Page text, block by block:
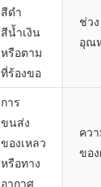
สีดำ
สีน้ำเงิน
หรือตาม
ที่ร้องขอ
ช่วง
อุณ
การ
ขนส่ง
ของเหลว
หรือทาง
อากาศ
คว
ขอ